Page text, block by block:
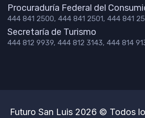
Procuraduría Federal del
444 841 2500, 444 841 2501, 444 841
Secretaría de Turismo
444 812 9939, 444 812 3143, 444 814
Futuro San Luis 2026 © Todos